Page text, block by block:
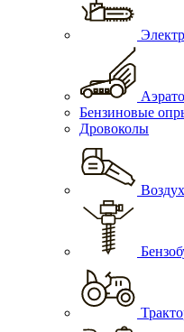
Бензиновые
Дровоколы